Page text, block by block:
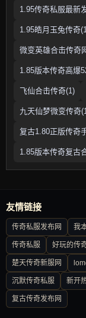
1.95传奇私服最新
1.95皓月玉兔传奇
微变英雄合击传奇
1.85版本传奇高爆
飞仙合击传奇(1)
九天仙梦微变传奇
复古1.80正版传奇
1.85版本传奇复古
友情链接
传奇私服发布网 我
传奇私服 好玩的传
楚天传奇新服网
沉默传奇私服 新开
复古传奇发布网